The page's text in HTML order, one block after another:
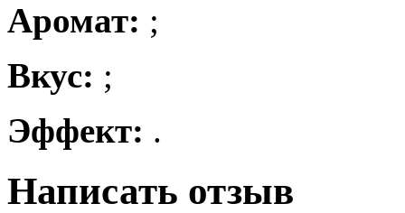
Аромат: ;
Вкус: ;
Эффект: .
Написать отзыв